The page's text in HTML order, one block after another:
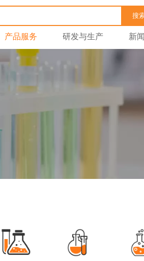
搜
产品服务 研发与生产 新